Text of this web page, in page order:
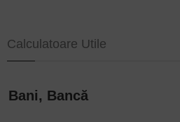
Calculatoare Utile
Bani, Bancă